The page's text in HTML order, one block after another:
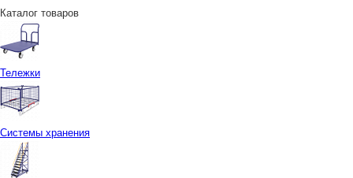
Каталог товаров
Тележки
Системы хранения